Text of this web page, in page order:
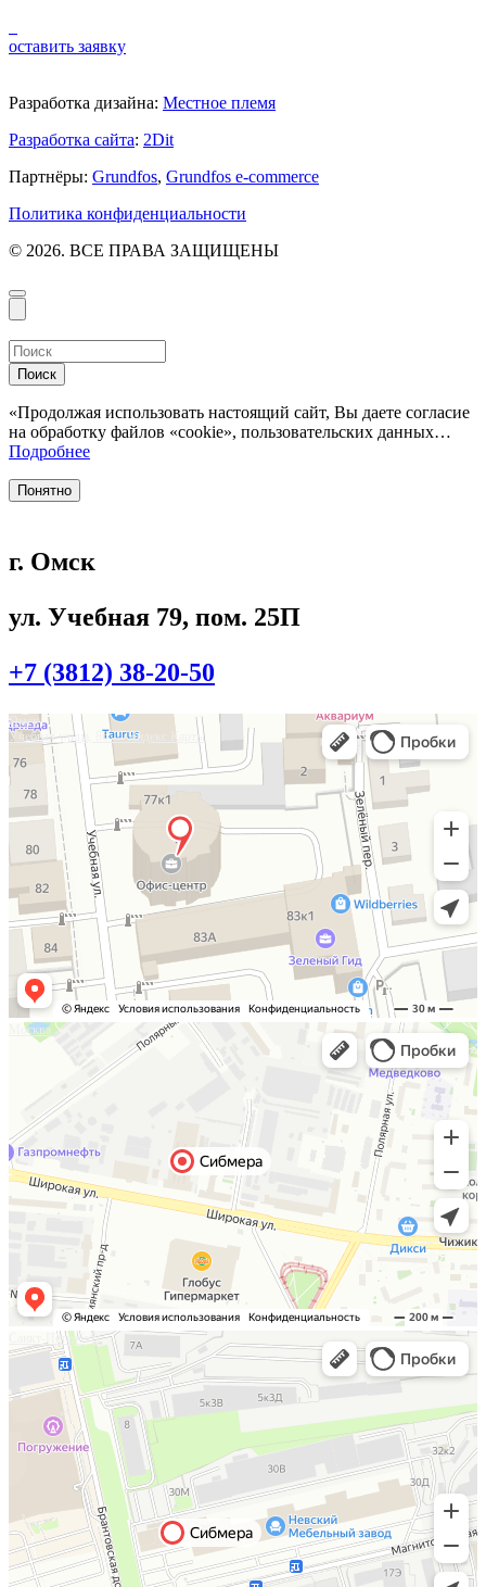
оставить заявку
Разработка дизайна: Местное племя
Разработка сайта: 2Dit
Партнёры: Grundfos, Grundfos e-commerce
Политика конфиденциальности
© 2026. ВСЕ ПРАВА ЗАЩИЩЕНЫ
Поиск
«Продолжая использовать настоящий сайт, Вы даете согласие
на обработку файлов «cookie», пользовательских данных…
Подробнее
Понятно
г. Омск
ул. Учебная 79, пом. 25П
+7 (3812) 38-20-50
Омск
Учебная улица, 86 — Яндекс.Карты
Москва
Санкт-Петербург